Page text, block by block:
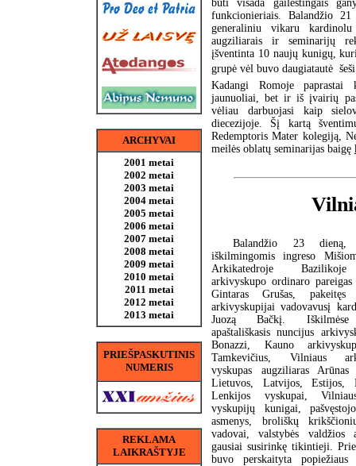
ARCHYVAI
2001 metai
2002 metai
2003 metai
2004 metai
2005 metai
2006 metai
2007 metai
2008 metai
2009 metai
2010 metai
2011 metai
2012 metai
2013 metai
PRIEŠPASKUTINIS
NUMERIS
REKLAMA
LAIKRAŠTYJE
būti visada gailestingais
funkcionieriais. Balandžio
generaliniu vikaru
augziliarais ir seminarijų
įšventinta 10 naujų kunigų,
grupė vėl buvo daugiatautė 
Kadangi Romoje
jaunuoliai, bet ir iš įvairių
vėliau darbuojasi kaip
diecezijoje. Šį kartą
Redemptoris Mater kolegiją,
meilės oblatų seminarijas baigę
Balandžio 23 dieną,
iškilmingomis ingreso
Arkikatedroje
arkivyskupo ordinaro
Gintaras Grušas,
arkivyskupijai vadovavusį
Juozą Bačkį. Iškilmėse
apaštališkasis nuncijus
Bonazzi, Kauno
Tamkevičius, Vilniaus
vyskupas augziliaras Arūnas
Lietuvos, Latvijos, Estijos,
Lenkijos vyskupai,
vyskupijų kunigai,
asmenys, broliškų
vadovai, valstybės valdžios
gausiai susirinkę tikintieji.
buvo perskaityta popiežiaus